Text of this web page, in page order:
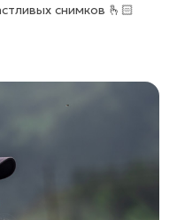
снимков 🫰🏻